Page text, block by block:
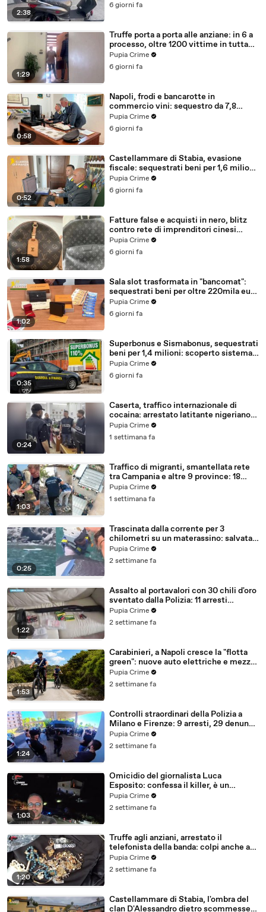
2:38
6 giorni fa
1:29
Truffe porta a porta alle anziane: in 6 a
processo, oltre 1200 vittime in tutta
Italia (30.07.26)
Pupia Crime
6 giorni fa
0:58
Napoli, frodi e bancarotte in
commercio vini: sequestro da 7,8
milioni (30.07.26)
Pupia Crime
6 giorni fa
0:52
Castellammare di Stabia, evasione
fiscale: sequestrati beni per 1,6 milioni
ad un consorzio navale (29.07.26)
Pupia Crime
6 giorni fa
1:58
Fatture false e acquisti in nero, blitz
contro rete di imprenditori cinesi
sequestri per 8,5 milioni (29.07.26)
Pupia Crime
6 giorni fa
1:02
Sala slot trasformata in "bancomat":
sequestrati beni per oltre 220mila euro
a due coniugi (29.07.26)
Pupia Crime
6 giorni fa
0:35
Superbonus e Sismabonus, sequestrati
beni per 1,4 milioni: scoperto sistema
con false abitazioni (29.07.26)
Pupia Crime
6 giorni fa
0:24
Caserta, traffico internazionale di
cocaina: arrestato latitante nigeriano
ricercato dal 2019 (28.07.26)
Pupia Crime
1 settimana fa
1:03
Traffico di migranti, smantellata rete
tra Campania e altre 9 province: 18
arresti (27.07.26)
Pupia Crime
1 settimana fa
0:25
Trascinata dalla corrente per 3
chilometri su un materassino: salvata
dalla Polizia (25.07.26)
Pupia Crime
2 settimane fa
1:22
Assalto al portavalori con 30 chili d'oro
sventato dalla Polizia: 11 arresti
(25.07.26)
Pupia Crime
2 settimane fa
1:53
Carabinieri, a Napoli cresce la "flotta
green": nuove auto elettriche e mezzi
sostenibili anche sulle isole (25.07.26)
Pupia Crime
2 settimane fa
1:24
Controlli straordinari della Polizia a
Milano e Firenze: 9 arresti, 29 denunce
e oltre 7mila persone identificate
(25.07.26)
Pupia Crime
2 settimane fa
1:03
Omicidio del giornalista Luca
Esposito: confessa il killer, è un
26enne tunisino (25.07.26)
Pupia Crime
2 settimane fa
1:20
Truffe agli anziani, arrestato il
telefonista della banda: colpi anche ad
Aversa, oltre 300mila euro il bottino
stimato (24.07.26)
Pupia Crime
2 settimane fa
Castellammare di Stabia, l'ombra del
clan D'Alessandro dietro scommesse